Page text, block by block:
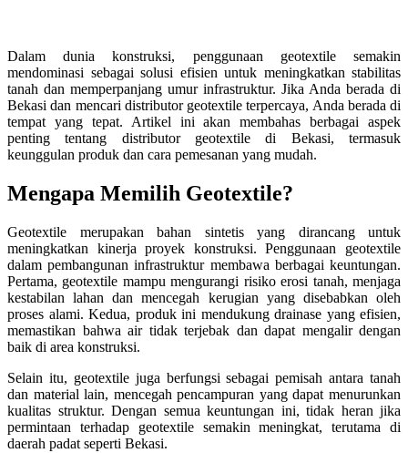
Dalam dunia konstruksi, penggunaan geotextile semakin
mendominasi sebagai solusi efisien untuk meningkatkan stabilitas
tanah dan memperpanjang umur infrastruktur. Jika Anda berada di
Bekasi dan mencari distributor geotextile terpercaya, Anda berada di
tempat yang tepat. Artikel ini akan membahas berbagai aspek
penting tentang distributor geotextile di Bekasi, termasuk
keunggulan produk dan cara pemesanan yang mudah.
Mengapa Memilih Geotextile?
Geotextile merupakan bahan sintetis yang dirancang untuk
meningkatkan kinerja proyek konstruksi. Penggunaan geotextile
dalam pembangunan infrastruktur membawa berbagai keuntungan.
Pertama, geotextile mampu mengurangi risiko erosi tanah, menjaga
kestabilan lahan dan mencegah kerugian yang disebabkan oleh
proses alami. Kedua, produk ini mendukung drainase yang efisien,
memastikan bahwa air tidak terjebak dan dapat mengalir dengan
baik di area konstruksi.
Selain itu, geotextile juga berfungsi sebagai pemisah antara tanah
dan material lain, mencegah pencampuran yang dapat menurunkan
kualitas struktur. Dengan semua keuntungan ini, tidak heran jika
permintaan terhadap geotextile semakin meningkat, terutama di
daerah padat seperti Bekasi.